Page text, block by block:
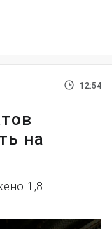
12:54
на
1,8